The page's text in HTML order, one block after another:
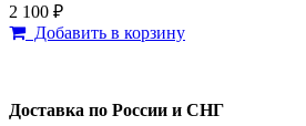
2 100 ₽
Добавить в корзину
Доставка по России и СНГ